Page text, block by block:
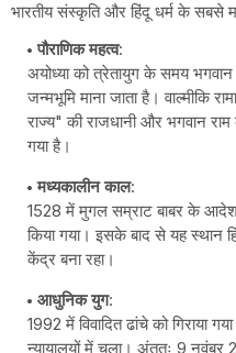
भारतीय संस्कृति और हिंदू धर्म के सबसे
पौराणिक महत्व:
अयोध्या को त्रेतायुग के समय
जन्मभूमि माना जाता है। वाल्मीकि
राज्य" की राजधानी और भगवान राम
गया है।
मध्यकालीन काल:
1528 में मुगल सम्राट बाबर के आदेश
किया गया। इसके बाद से यह स्थान
केंद्र बना रहा।
आधुनिक युग:
1992 में विवादित ढांचे को गिराया
न्यायालयों में चला। अंततः 9 नवंबर